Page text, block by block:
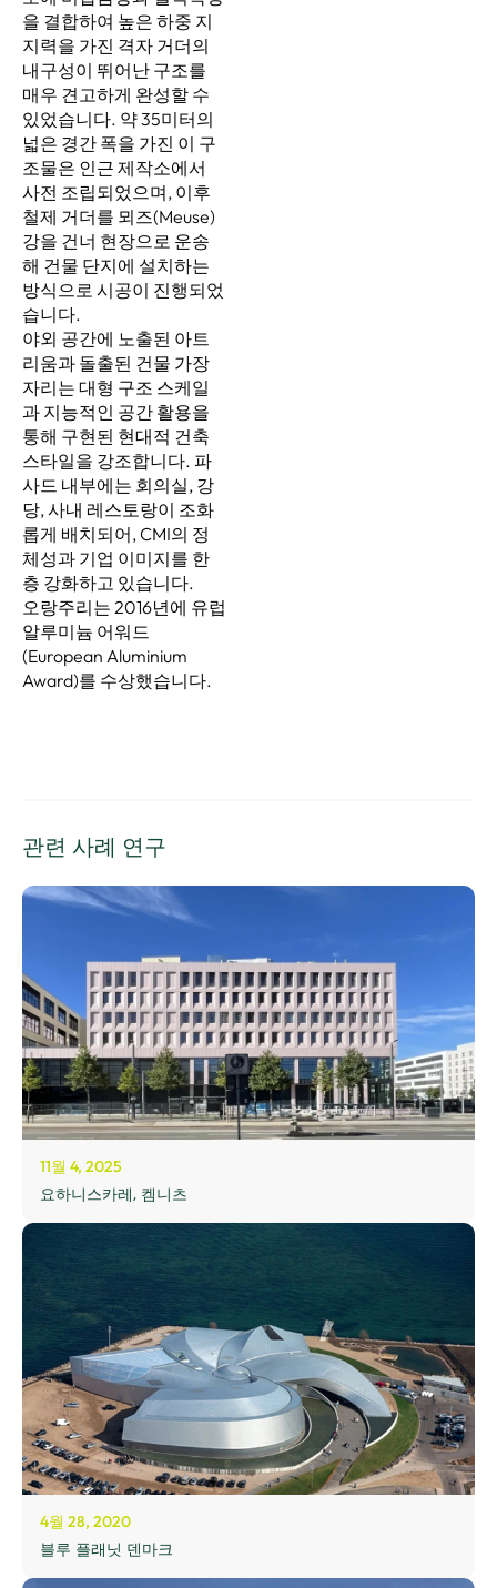
을 결합하여 높은 하중 지
지력을 가진 격자 거더의
내구성이 뛰어난 구조를
매우 견고하게 완성할 수
있었습니다. 약 35미터의
넓은 경간 폭을 가진 이 구
조물은 인근 제작소에서
사전 조립되었으며, 이후
철제 거더를 뫼즈(Meuse)
강을 건너 현장으로 운송
해 건물 단지에 설치하는
방식으로 시공이 진행되었
습니다.
야외 공간에 노출된 아트
리움과 돌출된 건물 가장
자리는 대형 구조 스케일
과 지능적인 공간 활용을
통해 구현된 현대적 건축
스타일을 강조합니다. 파
사드 내부에는 회의실, 강
당, 사내 레스토랑이 조화
롭게 배치되어, CMI의 정
체성과 기업 이미지를 한
층 강화하고 있습니다.
오랑주리는 2016년에 유럽
알루미늄 어워드
(European Aluminium
Award)를 수상했습니다.
관련 사례 연구
11월 4, 2025
요하니스카레, 켐니츠
4월 28, 2020
블루 플래닛 덴마크